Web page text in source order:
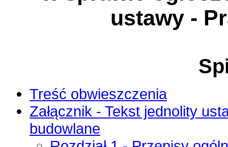
ustawy -
Treść obwieszczenia
Załącznik - Tekst jednolity
budowlane